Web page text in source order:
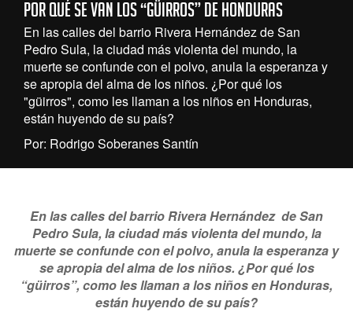
Por qué se van los “güirros” de Honduras
En las calles del barrio Rivera Hernández de San
Pedro Sula, la ciudad más violenta del mundo, la
muerte se confunde con el polvo, anula la esperanza y
se apropia del alma de los niños. ¿Por qué los
"güirros", como les llaman a los niños en Honduras,
están huyendo de su país?
Por: Rodrigo Soberanes Santín
En las calles del barrio Rivera Hernández de San
Pedro Sula, la ciudad más violenta del mundo, la
muerte se confunde con el polvo, anula la esperanza y
se apropia del alma de los niños. ¿Por qué los
“güirros”, como les llaman a los niños en Honduras,
están huyendo de su país?